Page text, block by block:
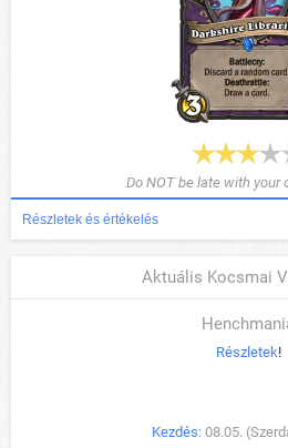
Do NOT be late with your
Részletek és értékelés
Aktuális Kocsmai
Részletek!
Kezdés: 08.05.